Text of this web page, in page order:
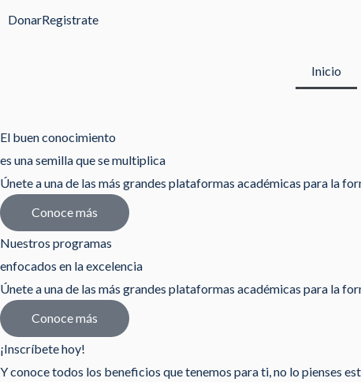
DonarRegistrate
Inicio
El buen conocimiento
es una semilla que se multiplica
Únete a una de las más grandes plataformas académicas para la
Conoce más
Nuestros programas
enfocados en la excelencia
Únete a una de las más grandes plataformas académicas para la
Conoce más
¡Inscríbete hoy!
Y conoce todos los beneficios que tenemos para ti, no lo pienses